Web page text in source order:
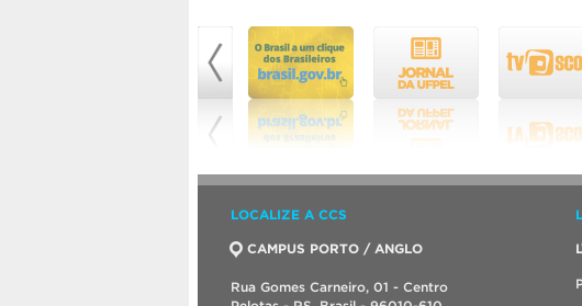
LOCALIZE A CCS
CAMPUS PORTO / ANGLO
Rua Gomes Carneiro, 01 - Centro